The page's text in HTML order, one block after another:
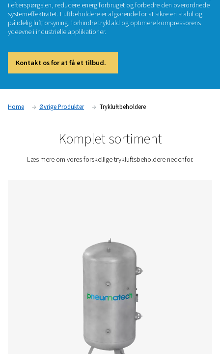
ØVRIGE PRODUKTER
Trykluftbeholdere
Trykluftbeholdere spiller en afgørende rolle i
i efterspørgslen, reducere energiforbruget og forbedre den
systemeffektivitet. Luftbeholdere er afgørende for at sikre
pålidelig luftforsyning, forhindre trykfald og optimere
Kontakt os for at få et tilbud.
Komplet sortiment
Læs mere om vores forskellige trykluftsbeholdere